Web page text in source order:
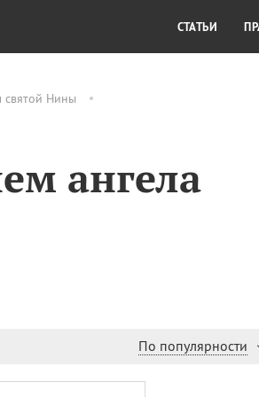
святой Нины
ангела
По популярности
СТАТЬИ